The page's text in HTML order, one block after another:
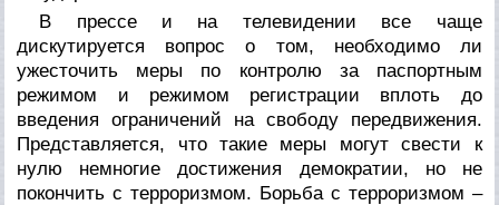
В прессе и на телевидении все чаще
дискутируется вопрос о том, необходимо ли
ужесточить меры по контролю за паспортным
режимом и режимом регистрации вплоть до
введения ограничений на свободу передвижения.
Представляется, что такие меры могут свести к
нулю немногие достижения демократии, но не
покончить с терроризмом. Борьба с терроризмом –